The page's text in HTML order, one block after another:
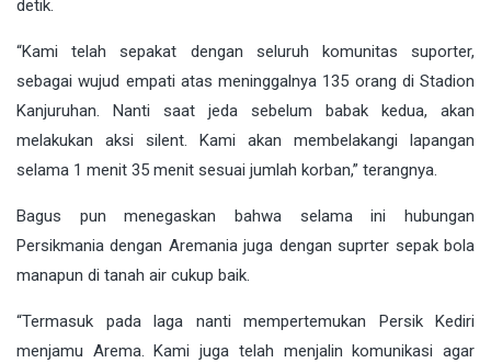
detik.
“Kami telah sepakat dengan seluruh komunitas suporter,
sebagai wujud empati atas meninggalnya 135 orang di Stadion
Kanjuruhan. Nanti saat jeda sebelum babak kedua, akan
melakukan aksi silent. Kami akan membelakangi lapangan
selama 1 menit 35 menit sesuai jumlah korban,” terangnya.
Bagus pun menegaskan bahwa selama ini hubungan
Persikmania dengan Aremania juga dengan suprter sepak bola
manapun di tanah air cukup baik.
“Termasuk pada laga nanti mempertemukan Persik Kediri
menjamu Arema. Kami juga telah menjalin komunikasi agar